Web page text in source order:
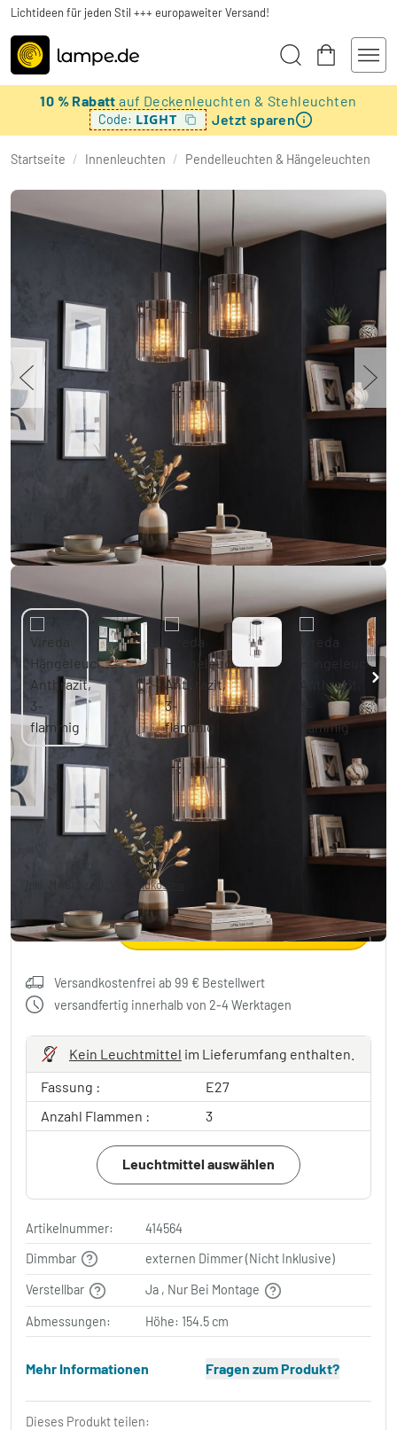
Lichtideen für jeden Stil +++ europaweiter Versand!
10 % Rabattauf Deckenleuchten & Stehleuchten
Code: LIGHT Jetzt sparen
Startseite / Innenleuchten / Pendelleuchten & Hängeleuchten
Vireda Hängeleuchte Anthrazit, 3-flammig
-80% 79,99 €
Sie sparen 320,00 € UVP:
Versandkosten
In den Warenkorb
Versandkostenfrei ab 99 € Bestellwert
versandfertig innerhalb von 2-4 Werktagen
Kein Leuchtmittel im Lieferumfang enthalten.
Fassung :
E27
Anzahl Flammen :
3
Leuchtmittel auswählen
Artikelnummer:
414564
Dimmbar
externen Dimmer (Nicht Inklusive)
Verstellbar Ja , Nur Bei Montage
Abmessungen: Höhe: 154.5 cm
Mehr Informationen Fragen zum Produkt?
Dieses Produkt teilen: